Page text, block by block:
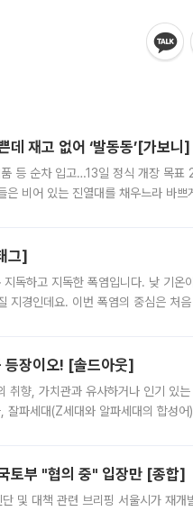
재고 없어 ‘발동동’[가보니]
등 순차 입고…13일 정식 개장 목표
비어 있는 진열대를 채우느라 바쁘
그]
지독하고 지독한 폭염입니다. 낮 기
지경인데요. 이번 폭염의 중심은 처
장이오! [솔드아웃]
취향, 가치관과 유사하거나 인기 있
파세대(Z세대와 알파세대의 합성어
토부 "협의 중" 입장만 [종합]
및 대책 관련 브리핑 서울시가 재개